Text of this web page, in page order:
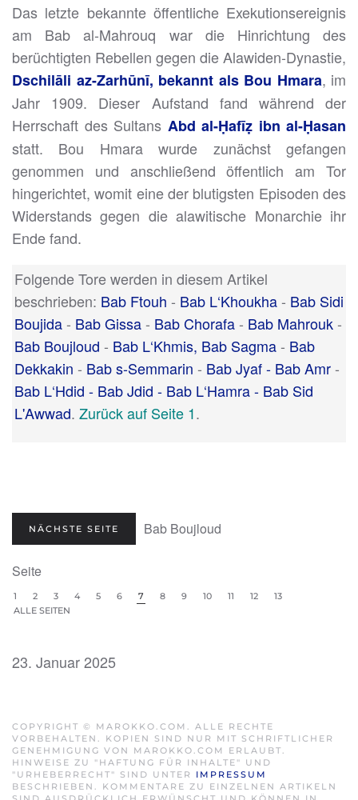
Das letzte bekannte öffentliche Exekutionsereignis
am Bab al-Mahrouq war die Hinrichtung des
berüchtigten Rebellen gegen die Alawiden-Dynastie,
Dschilāli az-Zarhūnī, bekannt als Bou Hmara, im
Jahr 1909. Dieser Aufstand fand während der
Herrschaft des Sultans Abd al-Ḥafīẓ ibn al-Ḥasan
statt. Bou Hmara wurde zunächst gefangen
genommen und anschließend öffentlich am Tor
hingerichtet, womit eine der blutigsten Episoden des
Widerstands gegen die alawitische Monarchie ihr
Ende fand.
Folgende Tore werden in diesem Artikel
beschrieben: Bab Ftouh - Bab L‘Khoukha- Bab Sidi
Boujida- Bab Gissa- Bab Chorafa- Bab Mahrouk-
Bab Boujloud - Bab L‘Khmis, Bab Sagma- Bab
Dekkakin - Bab s-Semmarin - Bab Jyaf - Bab Amr-
Bab L‘Hdid - Bab Jdid - Bab L‘Hamra - Bab Sid
L'Awwad. Zurück auf Seite 1.
NÄCHSTE SEITE Bab Boujloud
Seite
1 2 3 4 5 6 7 8 9 10 11 12
13
ALLE SEITEN
23. Januar 2025
COPYRIGHT © MAROKKO.COM. ALLE RECHTE
VORBEHALTEN. KOPIEN SIND NUR MIT SCHRIFTLICHER
GENEHMIGUNG VON MAROKKO.COM ERLAUBT.
HINWEISE ZU "HAFTUNG FÜR INHALTE" UND
"URHEBERRECHT" SIND UNTER IMPRESSUM
BESCHRIEBEN. KOMMENTARE ZU EINZELNEN ARTIKELN